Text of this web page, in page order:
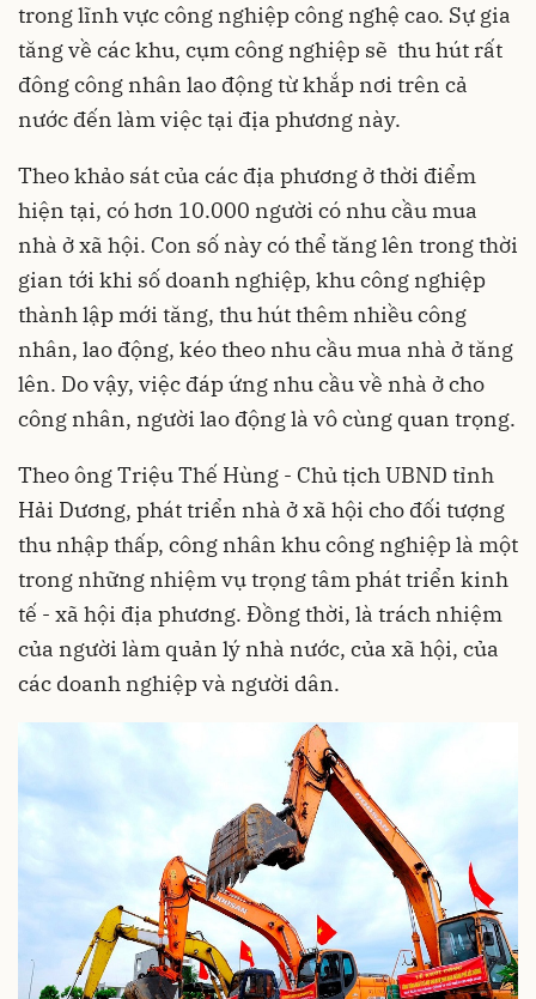
trong lĩnh vực công nghiệp công nghệ cao. Sự gia
tăng về các khu, cụm công nghiệp sẽ thu hút rất
đông công nhân lao động từ khắp nơi trên cả
nước đến làm việc tại địa phương này.
Theo khảo sát của các địa phương ở thời điểm
hiện tại, có hơn 10.000 người có nhu cầu mua
nhà ở xã hội. Con số này có thể tăng lên trong thời
gian tới khi số doanh nghiệp, khu công nghiệp
thành lập mới tăng, thu hút thêm nhiều công
nhân, lao động, kéo theo nhu cầu mua nhà ở tăng
lên. Do vậy, việc đáp ứng nhu cầu về nhà ở cho
công nhân, người lao động là vô cùng quan trọng.
Theo ông Triệu Thế Hùng - Chủ tịch UBND tỉnh
Hải Dương, phát triển nhà ở xã hội cho đối tượng
thu nhập thấp, công nhân khu công nghiệp là một
trong những nhiệm vụ trọng tâm phát triển kinh
tế - xã hội địa phương. Đồng thời, là trách nhiệm
của người làm quản lý nhà nước, của xã hội, của
các doanh nghiệp và người dân.